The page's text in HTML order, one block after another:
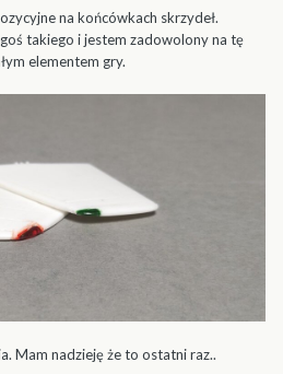
na końcówkach skrzydeł.
takiego i jestem zadowolony na tę
elementem gry.
Mam nadzieję że to ostatni raz..